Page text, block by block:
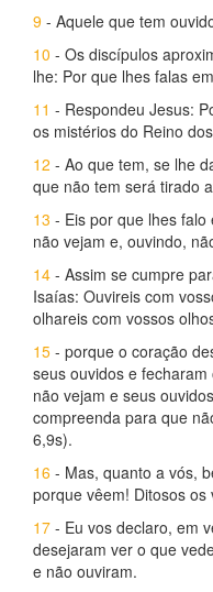
9 - Aquele que tem
10 - Os discípulos
lhe: Por que lhes falas
11 - Respondeu Jesus:
os mistérios do Reino
12 - Ao que tem, se lhe
que não tem será tirado
13 - Eis por que lhes
não vejam e, ouvindo,
14 - Assim se cumpre
Isaías: Ouvireis com
olhareis com vossos
15 - porque o coração
seus ouvidos e
não vejam e seus
compreenda para que
6,9s).
16 - Mas, quanto a vós,
porque vêem! Ditosos
17 - Eu vos declaro, em
desejaram ver o que
e não ouviram.